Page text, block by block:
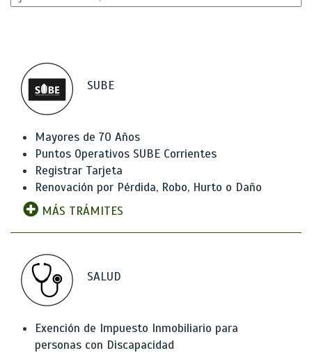
SUBE
Mayores de 70 Años
Puntos Operativos SUBE Corrientes
Registrar Tarjeta
Renovación por Pérdida, Robo, Hurto o Daño
MÁS TRÁMITES
SALUD
Exención de Impuesto Inmobiliario para
personas con Discapacidad